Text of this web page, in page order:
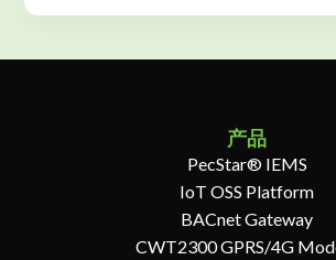
产品
PecStar® IEMS
IoT OSS Platform
BACnet Gateway
CWT2300 GPRS/4G